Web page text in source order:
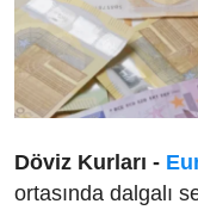
Döviz Kurları -
ortasında dalgalı